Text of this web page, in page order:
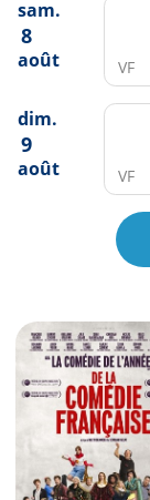
sam.
8
août VF
dim.
9
août VF